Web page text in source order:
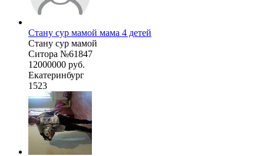
Стану сур мамой мама 4 детей
Стану сур мамой
Ситора №61847
12000000 руб.
Екатеринбург
1523